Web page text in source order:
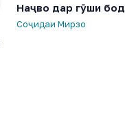
Наҷво дар гӯши бод
Соҷидаи Мирзо